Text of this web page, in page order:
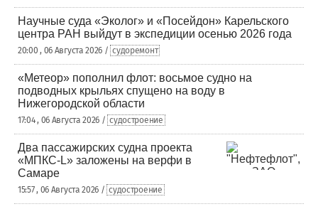
Научные суда «Эколог» и «Посейдон» Карельского
центра РАН выйдут в экспедиции осенью 2026 года
20:00 , 06 Августа 2026 / судоремонт
«Метеор» пополнил флот: восьмое судно на
подводных крыльях спущено на воду в
Нижегородской области
17:04 , 06 Августа 2026 / судостроение
Два пассажирских судна проекта
«МПКС-L» заложены на верфи в
Самаре
15:57 , 06 Августа 2026 / судостроение